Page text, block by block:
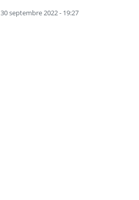
30 septembre 2022 - 19:27